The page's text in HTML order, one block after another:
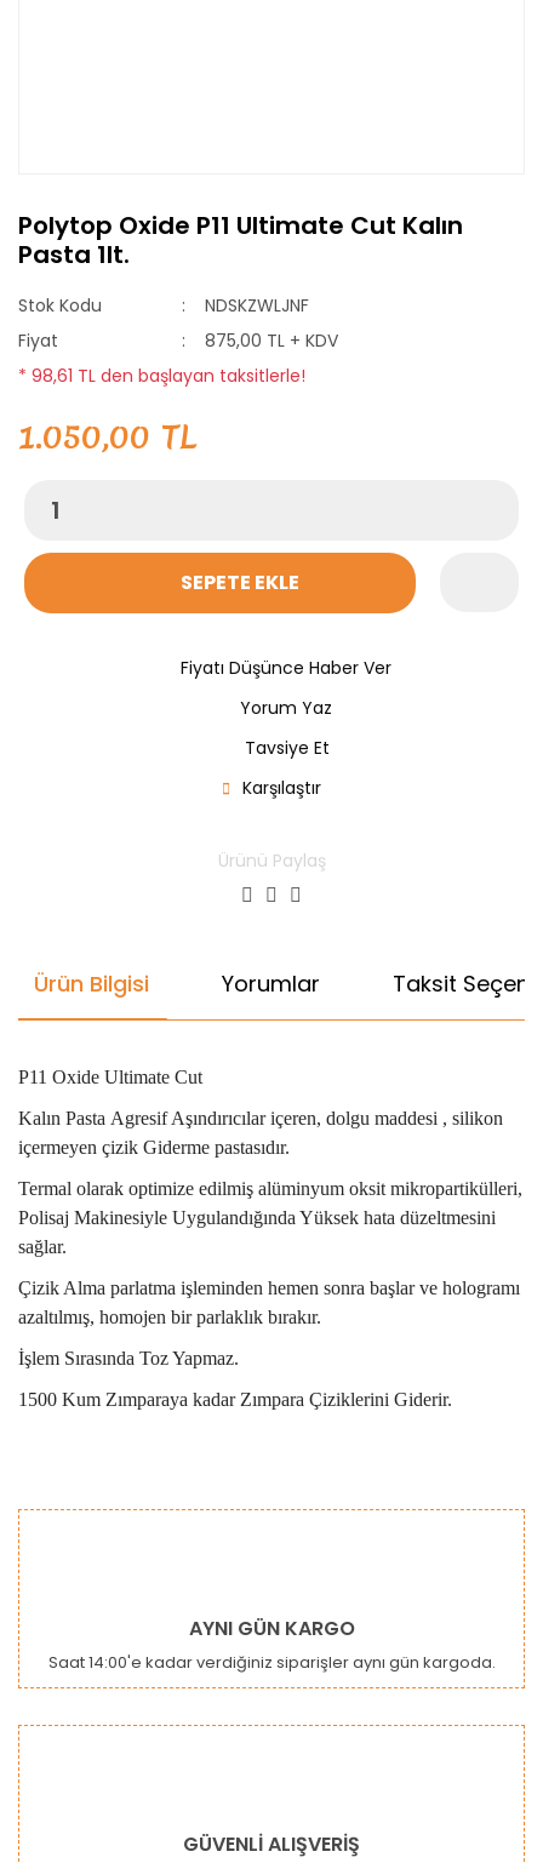
Polytop Oxide P11 Ultimate Cut Kalın
Pasta 1lt.
Stok Kodu
NDSKZWLJNF
Fiyat
875,00 TL + KDV
* 98,61 TL den başlayan taksitlerle!
1.050,00 TL
SEPETE EKLE
Fiyatı Düşünce Haber Ver
Yorum Yaz
Tavsiye Et
Karşılaştır
Ürünü Paylaş
Ürün Bilgisi Yorumlar Taksit
P11 Oxide Ultimate Cut
Kalın Pasta Agresif Aşındırıcılar içeren, dolgu maddesi , silikon
içermeyen çizik Giderme pastasıdır.
Termal olarak optimize edilmiş alüminyum oksit mikropartikülleri,
Polisaj Makinesiyle Uygulandığında Yüksek hata düzeltmesini
sağlar.
Çizik Alma parlatma işleminden hemen sonra başlar ve hologramı
azaltılmış, homojen bir parlaklık bırakır.
İşlem Sırasında Toz Yapmaz.
1500 Kum Zımparaya kadar Zımpara Çiziklerini Giderir.
Bu ürüne ilk yorumu siz yapın!
Ürün açıklamasında eksik bilgiler bulunuyor.
Ürün bilgilerinde hatalar bulunuyor.
AYNI GÜN KARGO
Saat 14:00'e kadar verdiğiniz siparişler aynı gün kargoda.
GÜVENLİ ALIŞVERİŞ